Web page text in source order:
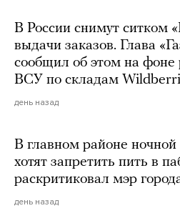
В России снимут ситком
выдачи заказов. Глава
сообщил об этом на фоне
ВСУ по складам
день назад
В главном районе
хотят запретить пить в
раскритиковал мэр
день назад